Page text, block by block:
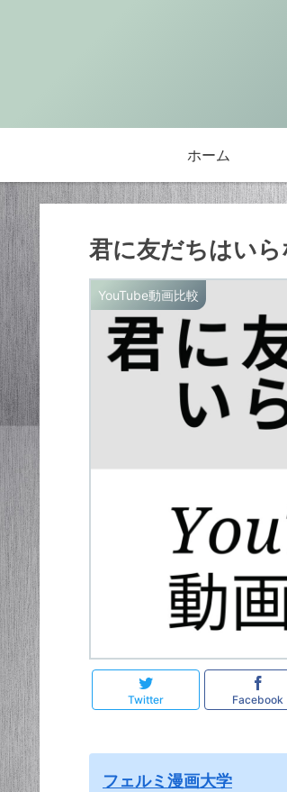
ホーム
君に友だちはい
YouTube動画比較
Twitter Facebook
フェルミ漫画大学